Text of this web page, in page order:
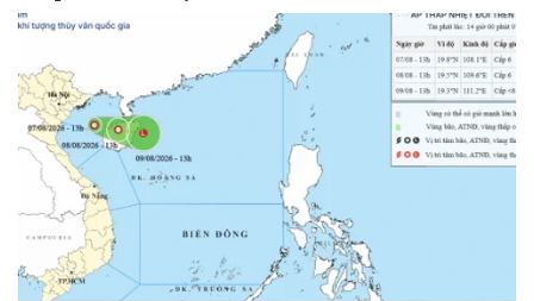
Sản phụ khoa
Nam khoa
Làm đẹp - giảm cân
Phòng mạch online
Ăn sạch sống khỏe
Tình yêu - Gia đình